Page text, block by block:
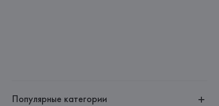
Популярные категории